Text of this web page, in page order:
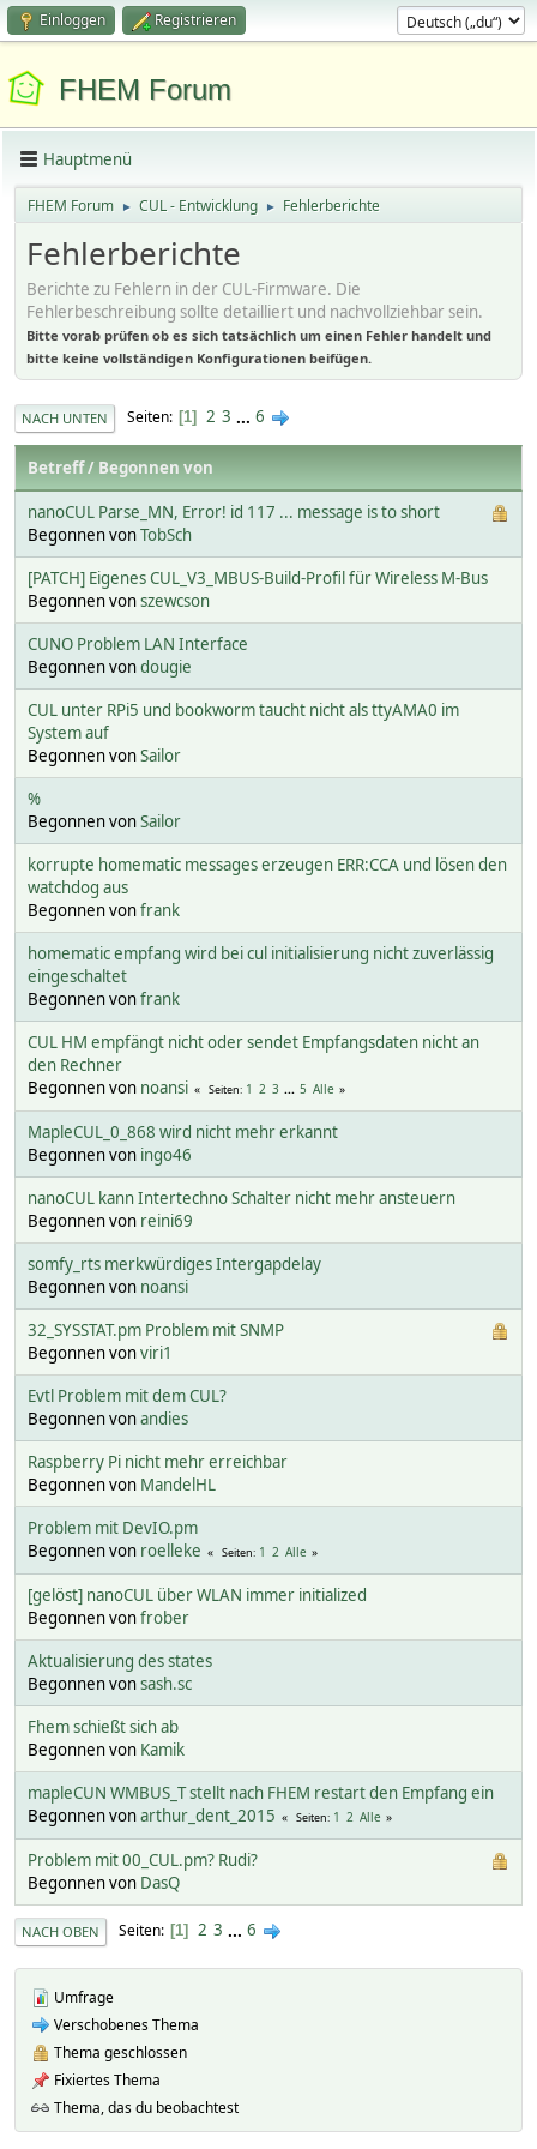
Einloggen Registrieren
FHEM Forum
Hauptmenü
FHEM Forum ► CUL - Entwicklung ► Fehlerberichte
Fehlerberichte
Berichte zu Fehlern in der CUL-Firmware. Die
Fehlerbeschreibung sollte detailliert und nachvollziehbar sein.
Bitte vorab prüfen ob es sich tatsächlich um einen Fehler handelt und
bitte keine vollständigen Konfigurationen beifügen.
NACH UNTEN Seiten 1 2 3 ... 6
Betreff/ Begonnen von
nanoCUL Parse_MN, Error! id 117 ... message is to short
Begonnen vonTobSch
[PATCH] Eigenes CUL_V3_MBUS-Build-Profil für Wireless M-Bus
Begonnen vonszewcson
CUNO Problem LAN Interface
Begonnen vondougie
CUL unter RPi5 und bookworm taucht nicht als ttyAMA0 im
System auf
Begonnen vonSailor
%
Begonnen vonSailor
korrupte homematic messages erzeugen ERR:CCA und lösen den
watchdog aus
Begonnen vonfrank
homematic empfang wird bei cul initialisierung nicht zuverlässig
eingeschaltet
Begonnen vonfrank
CUL HM empfängt nicht oder sendet Empfangsdaten nicht an
den Rechner
Begonnen von noansi Seiten 1 2 3 ... 5 Alle
MapleCUL_0_868 wird nicht mehr erkannt
Begonnen von ingo46
nanoCUL kann Intertechno Schalter nicht mehr ansteuern
Begonnen von reini69
somfy_rts merkwürdiges Intergapdelay
Begonnen von noansi
32_SYSSTAT.pm Problem mit SNMP
Begonnen vonviri1
Evtl Problem mit dem CUL?
Begonnen vonandies
Raspberry Pi nicht mehr erreichbar
Begonnen von MandelHL
Problem mit DevIO.pm
Begonnen von roelleke Seiten 1 2 Alle
[gelöst] nanoCUL über WLAN immer initialized
Begonnen vonfrober
Aktualisierung des states
Begonnen vonsash.sc
Fhem schießt sich ab
Begonnen von Kamik
mapleCUN WMBUS_T stellt nach FHEM restart den Empfang ein
Begonnen vonarthur_dent_2015 Seiten 1 2 Alle
Problem mit 00_CUL.pm? Rudi?
Begonnen von DasQ
NACH OBEN Seiten 1 2 3 ... 6
Umfrage
Verschobenes Thema
Thema geschlossen
Fixiertes Thema
Thema, das du beobachtest